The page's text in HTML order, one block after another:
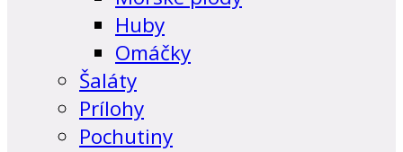
Huby
Omáčky
Šaláty
Prílohy
Pochutiny